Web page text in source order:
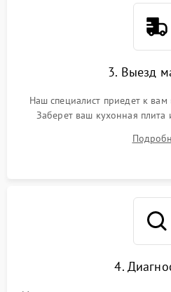
3. Выезд
Наш специалист приедет к
Заберет ваш кухонная плита
4.